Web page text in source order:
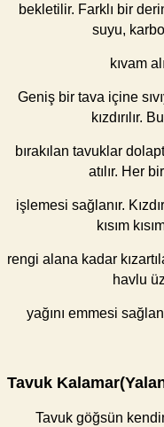
bekletilir. Farklı bir
suyu,
kıvam
Geniş bir tava içine
kızdırılır.
bırakılan tavuklar
atılır. Her
işlemesi sağlanır.
kısım
rengi alana kadar
havlu
yağını emmesi
Tavuk
Tavuk göğsün